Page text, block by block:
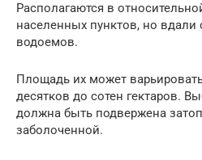
Располагаются в
населенных пунктов, но
водоемов.
Площадь их может
десятков до сотен гектаров.
должна быть подвержена
заболоченной.